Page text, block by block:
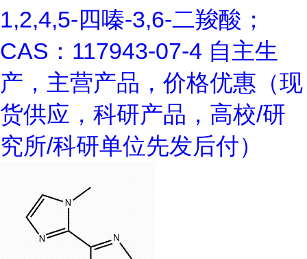
1,2,4,5-四嗪-3,6-二羧酸；
CAS：117943-07-4 自主生
产，主营产品，价格优惠（现
货供应，科研产品，高校/研
究所/科研单位先发后付）